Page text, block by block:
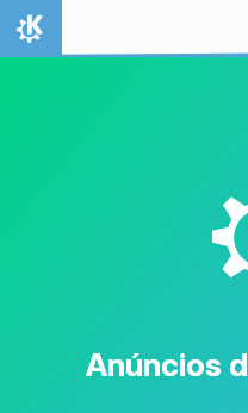
Ir para o conteúdo
Início
Anúncios